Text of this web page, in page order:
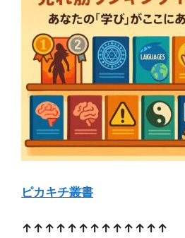
ピカキチ叢書
↑↑↑↑↑↑↑↑↑↑↑↑↑